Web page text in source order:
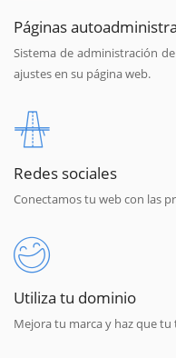
Páginas
Sistema de administración
ajustes en su página web.
Redes sociales
Conectamos tu web con las
Utiliza tu dominio
Mejora tu marca y haz que